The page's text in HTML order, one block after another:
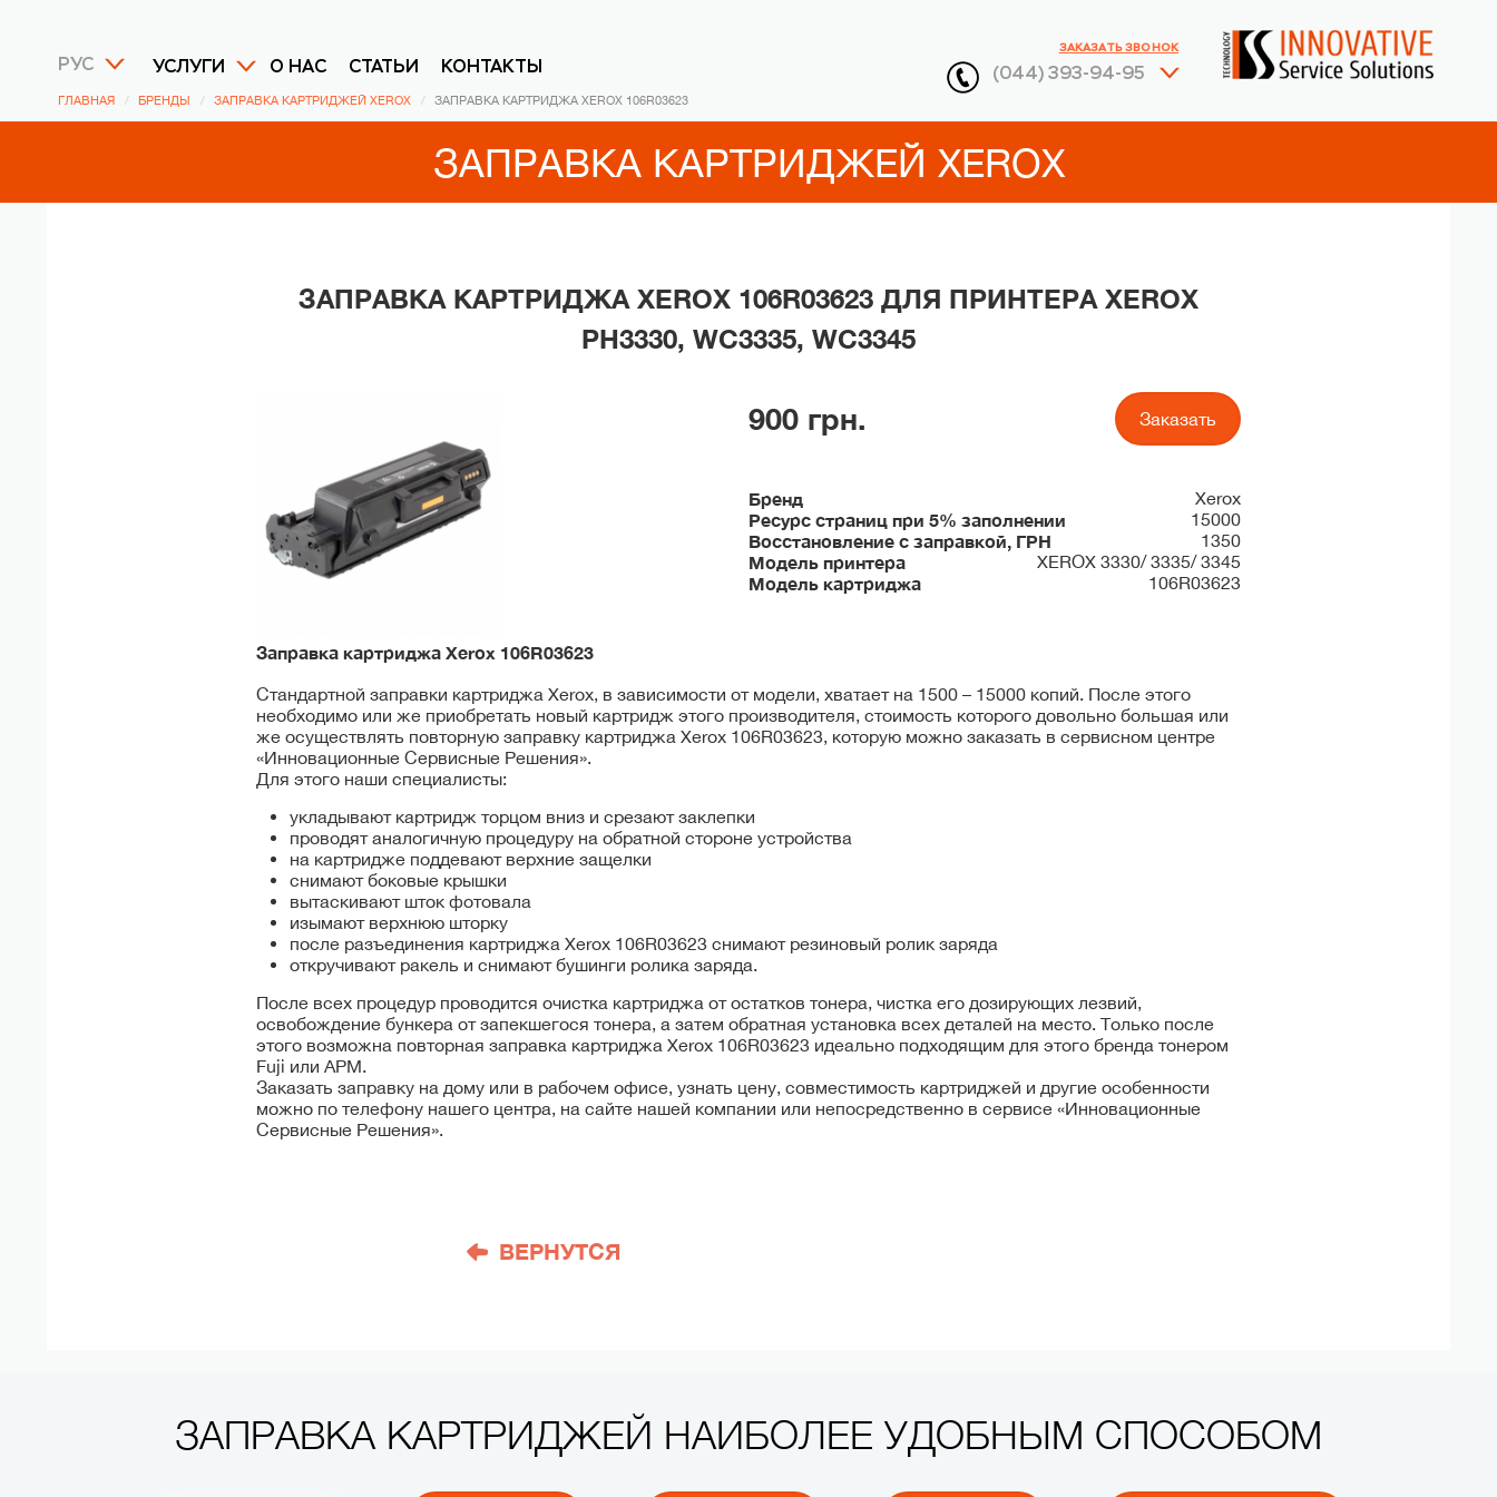
РУС УСЛУГИ О НАС СТАТЬИ КОНТАКТЫ (044) 393-94-95
ЗАКАЗАТЬ ЗВОНОК
ГЛАВНАЯ БРЕНДЫ ЗАПРАВКА КАРТРИДЖЕЙ XEROX ЗАПРАВКА КАРТРИДЖА XEROX 106R03623
ЗАПРАВКА КАРТРИДЖЕЙ XEROX
ЗАПРАВКА КАРТРИДЖА XEROX 106R03623 ДЛЯ ПРИНТЕРА XEROX
PH3330, WC3335, WC3345
900 грн. Заказать
Бренд Xerox
Ресурс страниц при 5% заполнении 15000
Восстановление с заправкой, ГРН 1350
Модель принтера XEROX 3330/ 3335/ 3345
Модель картриджа 106R03623
Заправка картриджа Xerox 106R03623
Стандартной заправки картриджа Xerox, в зависимости от модели, хватает на 1500 – 15000 копий. После этого
необходимо или же приобретать новый картридж этого производителя, стоимость которого довольно большая или
же осуществлять повторную заправку картриджа Xerox 106R03623, которую можно заказать в сервисном центре
«Инновационные Сервисные Решения».
Для этого наши специалисты:
укладывают картридж торцом вниз и срезают заклепки
проводят аналогичную процедуру на обратной стороне устройства
на картридже поддевают верхние защелки
снимают боковые крышки
вытаскивают шток фотовала
изымают верхнюю шторку
после разъединения картриджа Xerox 106R03623 снимают резиновый ролик заряда
откручивают ракель и снимают бушинги ролика заряда.
После всех процедур проводится очистка картриджа от остатков тонера, чистка его дозирующих лезвий,
освобождение бункера от запекшегося тонера, а затем обратная установка всех деталей на место. Только после
этого возможна повторная заправка картриджа Xerox 106R03623 идеально подходящим для этого бренда тонером
Fuji или APM.
Заказать заправку на дому или в рабочем офисе, узнать цену, совместимость картриджей и другие особенности
можно по телефону нашего центра, на сайте нашей компании или непосредственно в сервисе «Инновационные
Сервисные Решения».
ВЕРНУТСЯ
ЗАПРАВКА КАРТРИДЖЕЙ НАИБОЛЕЕ УДОБНЫМ СПОСОБОМ